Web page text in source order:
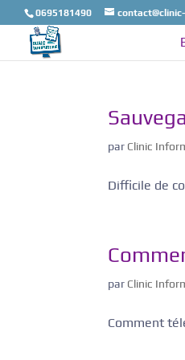
0695181490
par Clinic
Difficile de
par Clinic
Comment